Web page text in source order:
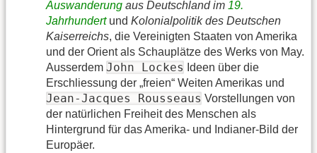
Auswanderung aus Deutschland im 19.
Jahrhundertund Kolonialpolitik des Deutschen
Kaiserreichs, die Vereinigten Staaten von Amerika
und der Orient als Schauplätze des Werks von May.
Ausserdem John Lockes Ideen über die
Erschliessung der „freien“ Weiten Amerikas und
Jean-Jacques Rousseaus Vorstellungen von
der natürlichen Freiheit des Menschen als
Hintergrund für das Amerika- und Indianer-Bild der
Europäer.